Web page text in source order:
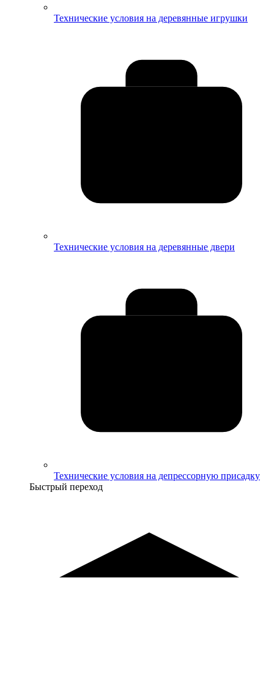
Технические условия на деревянные игрушки
Технические условия на деревянные двери
Технические условия на депрессорную присадку
Быстрый переход